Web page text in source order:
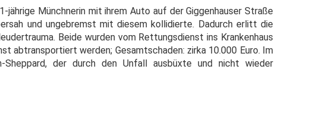
Münchnerin mit ihrem Auto auf der Giggenhauser Straße
und ungebremst mit diesem kollidierte. Dadurch erlitt die
Beide wurden vom Rettungsdienst ins Krankenhaus
abtransportiert werden; Gesamtschaden: zirka 10.000 Euro. Im
der durch den Unfall ausbüxte und nicht wieder